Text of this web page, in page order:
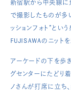
新宿駅から中央線に
で撮影したものが多
ッションフォト”とい
FUJISAWAのニット
アーケードの下を歩
グセンターにたどり
ノさんが打席に立ち、